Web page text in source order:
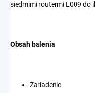
siedmimi routermi L009 do
Obsah balenia
Zariadenie